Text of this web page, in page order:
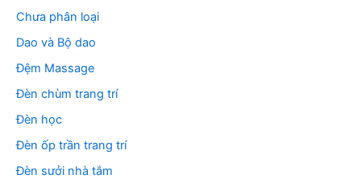
Chưa phân loại
Dao và Bộ dao
Đệm Massage
Đèn chùm trang trí
Đèn học
Đèn ốp trần trang trí
Đèn sưởi nhà tắm